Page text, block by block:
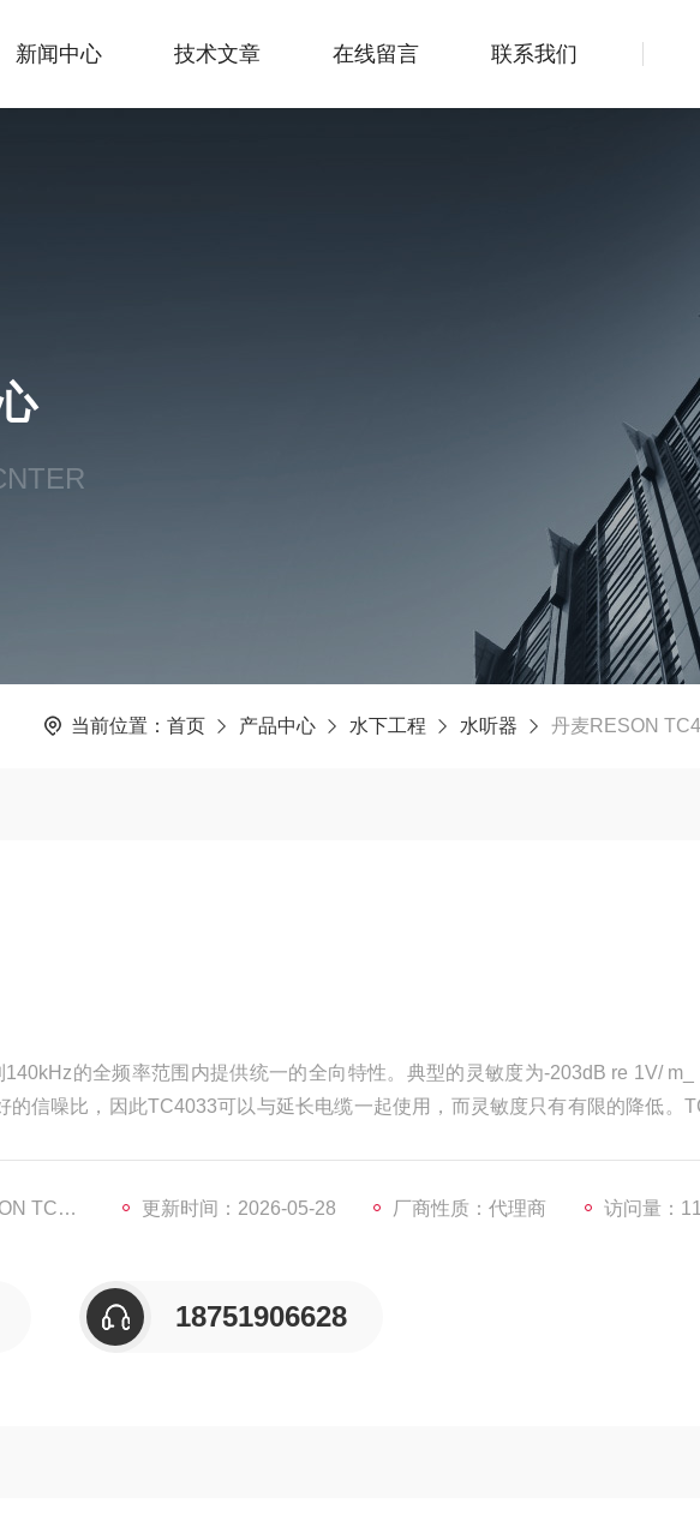
新闻中心 技术文章 在线留言 联系我们
当前位置： 首页 产品中心 水下工程 水听器 丹麦RESON
的全频率范围内提供统一的全向特性。典型的灵敏度为-203dB re 1V/ m_
的信噪比，因此TC4033可以与延长电缆一起使用，而灵敏度只有有限的降低。
更新时间：2026-05-28 厂商性质：代理商 访问量：
18751906628